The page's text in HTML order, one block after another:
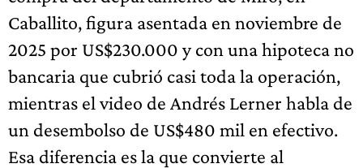
Caballito, figura asentada en noviembre de
2025 por US$230.000 y con una hipoteca no
bancaria que cubrió casi toda la operación,
mientras el video de Andrés Lerner habla de
un desembolso de US$480 mil en efectivo.
Esa diferencia es la que convierte al